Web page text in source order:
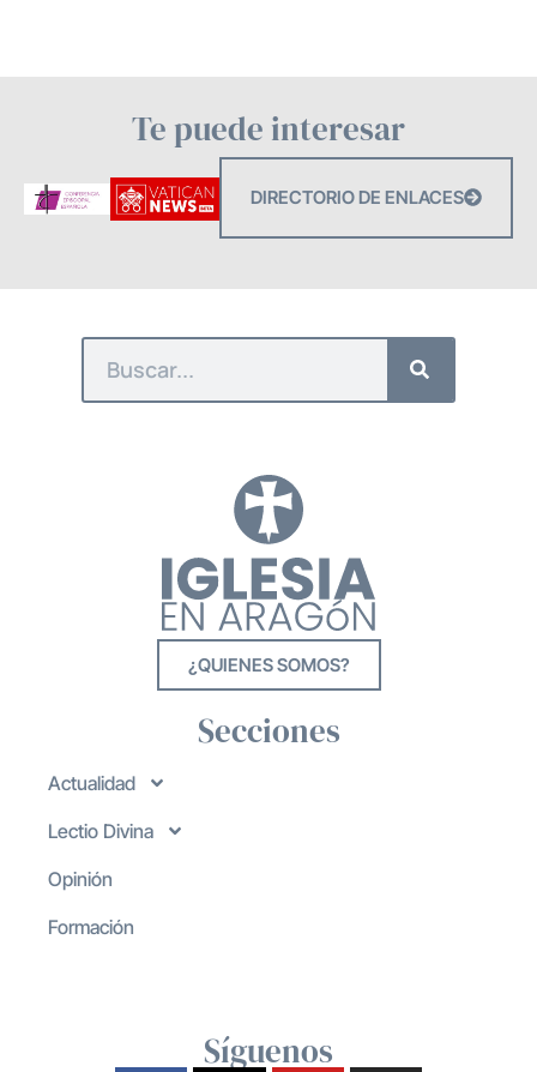
Te puede interesar
DIRECTORIO DE ENLACES
¿QUIENES SOMOS?
Secciones
Actualidad
Lectio Divina
Opinión
Formación
Síguenos